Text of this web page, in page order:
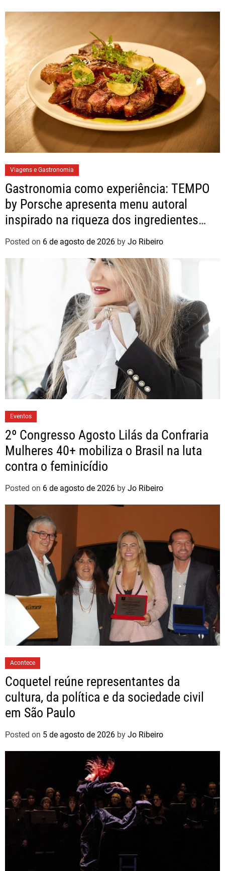
Viagens e Gastronomia
Gastronomia como experiência: TEMPO
by Porsche apresenta menu autoral
inspirado na riqueza dos ingredientes
brasileiros
Posted on 6 de agosto de 2026 by Jo Ribeiro
Eventos
2º Congresso Agosto Lilás da Confraria
Mulheres 40+ mobiliza o Brasil na luta
contra o feminicídio
Posted on 6 de agosto de 2026 by Jo Ribeiro
Acontece
Coquetel reúne representantes da
cultura, da política e da sociedade civil
em São Paulo
Posted on 5 de agosto de 2026 by Jo Ribeiro